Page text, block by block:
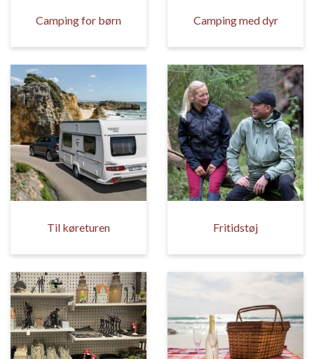
Camping for børn Camping med dyr
Til køreturen Fritidstøj